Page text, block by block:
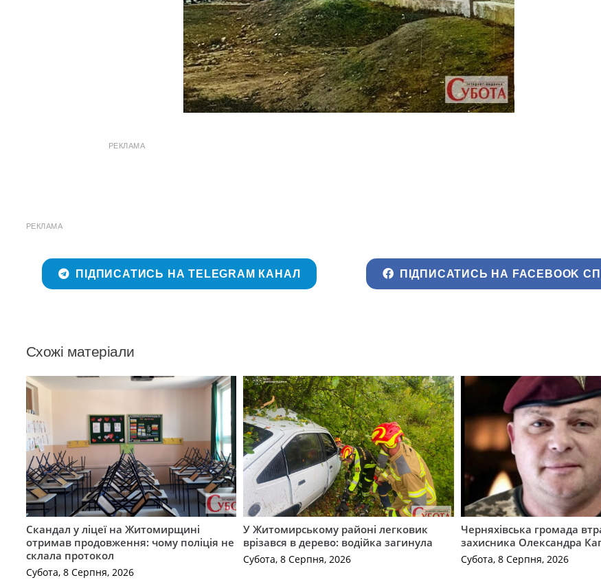
РЕКЛАМА
РЕКЛАМА
ПІДПИСАТИСЬ НА TELEGRAM КАНАЛ ПІДПИСАТИСЬ НА FACEBOOK
Схожі матеріали
Скандал у ліцеї на Житомирщині
отримав продовження: чому поліція не
склала протокол
Субота, 8 Серпня, 2026
У Житомирському районі легковик
врізався в дерево: водійка загинула
Субота, 8 Серпня, 2026
Черняхівська громада
захисника Олександра
Субота, 8 Серпня, 2026